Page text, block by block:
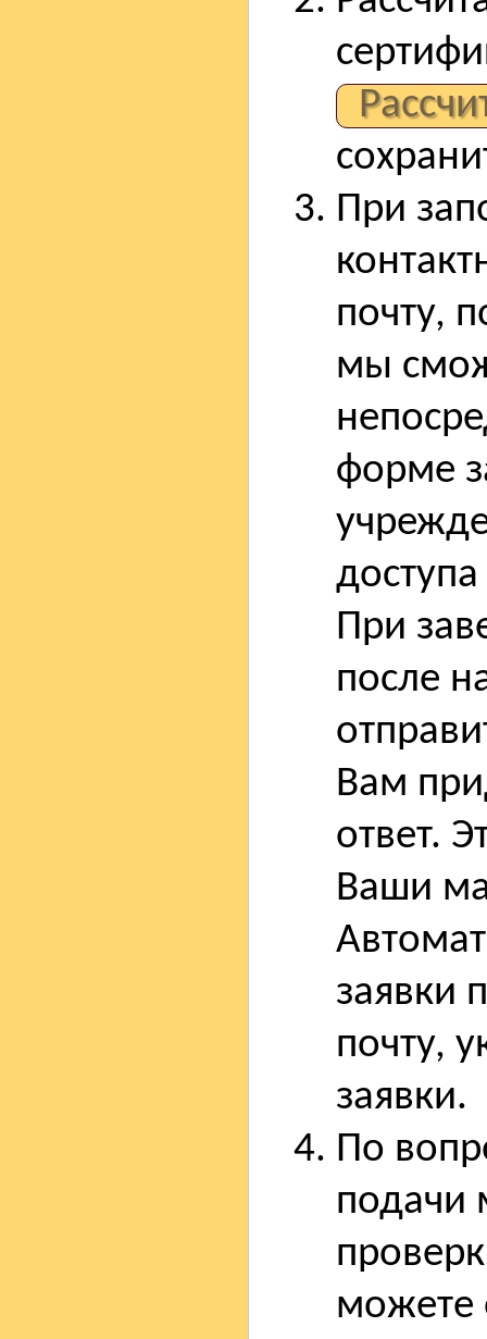
При
почту,
мы
форме
При
после
Вам
ответ.
Ваши
заявки
почту,
заявки.
По
подачи
можете